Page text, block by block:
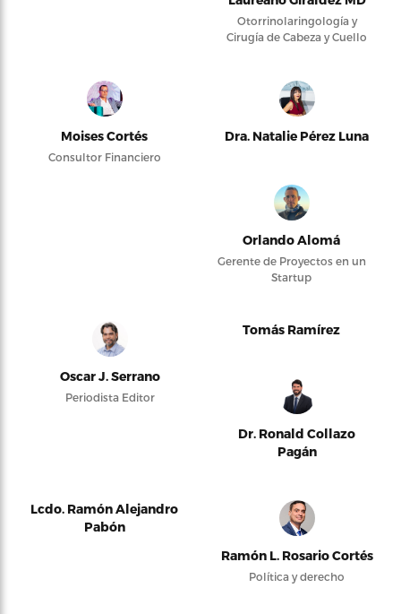
Otorrinolaringología y
Cirugía de Cabeza y Cuello
Moises Cortés
Consultor Financiero
Dra. Natalie Pérez Luna
Orlando Alomá
Gerente de Proyectos en un
Startup
Oscar J. Serrano
Periodista Editor
Tomás Ramírez
Dr. Ronald Collazo
Pagán
Lcdo. Ramón Alejandro
Pabón
Ramón L. Rosario Cortés
Política y derecho